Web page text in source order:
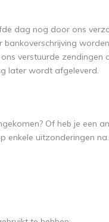
dag nog door ons
verstuurde
later wordt afgeleverd.
Of heb je een
enkele uitzonderingen na.